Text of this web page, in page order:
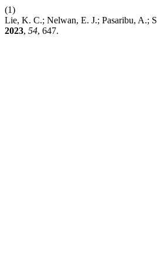
(1)
Lie, K. C.; Nelwan, E. J.; Pasaribu, A.;
2023, 54, 647.